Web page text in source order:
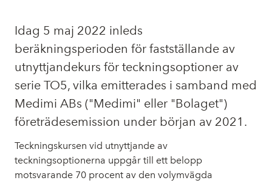
Idag 5 maj 2022 inleds
beräkningsperioden för fastställande av
utnyttjandekurs för teckningsoptioner av
serie TO5, vilka emitterades i samband med
Medimi ABs ("Medimi" eller "Bolaget")
företrädesemission under början av 2021.
Teckningskursen vid utnyttjande av
teckningsoptionerna uppgår till ett belopp
motsvarande 70 procent av den volymvägda